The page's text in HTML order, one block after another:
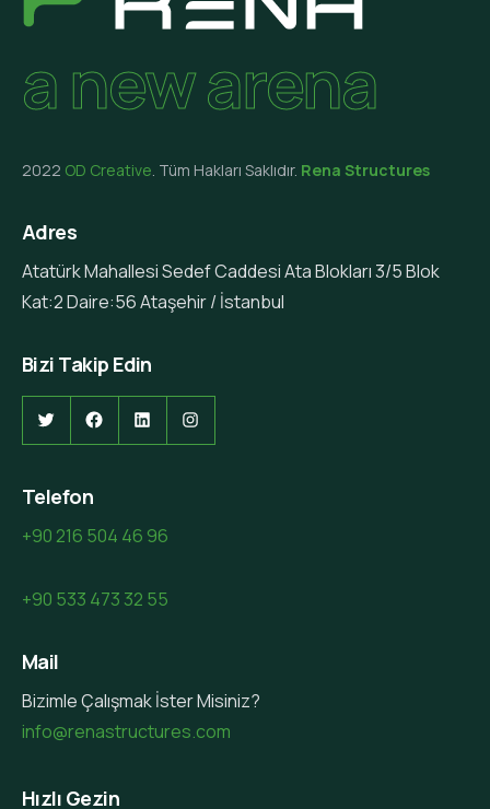
a new arena
2022 OD Creative. Tüm Hakları Saklıdır. Rena Structures
Adres
Atatürk Mahallesi Sedef Caddesi Ata Blokları 3/5 Blok
Kat:2 Daire:56 Ataşehir / İstanbul
Bizi Takip Edin
TwitterFacebook
LinkedInInstagram
Telefon
+90 216 504 46 96
+90 533 473 32 55
Mail
Bizimle Çalışmak İster Misiniz?
info@renastructures.com
Hızlı Gezin